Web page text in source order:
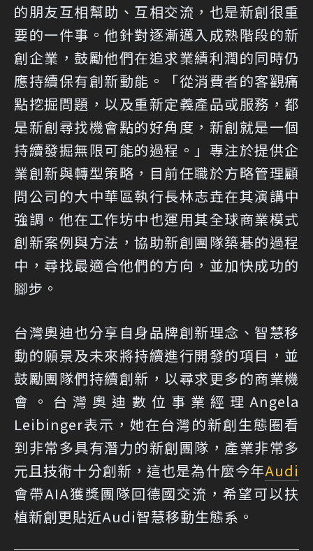
的朋友互相幫助、互相交流，也是新創很重
要的一件事。他針對逐漸邁入成熟階段的新
創企業，鼓勵他們在追求業績利潤的同時仍
應持續保有創新動能。「從消費者的客觀痛
點挖掘問題，以及重新定義產品或服務，都
是新創尋找機會點的好角度，新創就是一個
持續發掘無限可能的過程。」專注於提供企
業創新與轉型策略，目前任職於方略管理顧
問公司的大中華區執行長林志垚在其演講中
強調。他在工作坊中也運用其全球商業模式
創新案例與方法，協助新創團隊築碁的過程
中，尋找最適合他們的方向，並加快成功的
腳步。
台灣奧迪也分享自身品牌創新理念、智慧移
動的願景及未來將持續進行開發的項目，並
鼓勵團隊們持續創新，以尋求更多的商業機
會。台灣奧迪數位事業經理Angela
Leibinger表示，她在台灣的新創生態圈看
到非常多具有潛力的新創團隊，產業非常多
元且技術十分創新，這也是為什麼今年Audi
會帶AIA獲獎團隊回德國交流，希望可以扶
植新創更貼近Audi智慧移動生態系。